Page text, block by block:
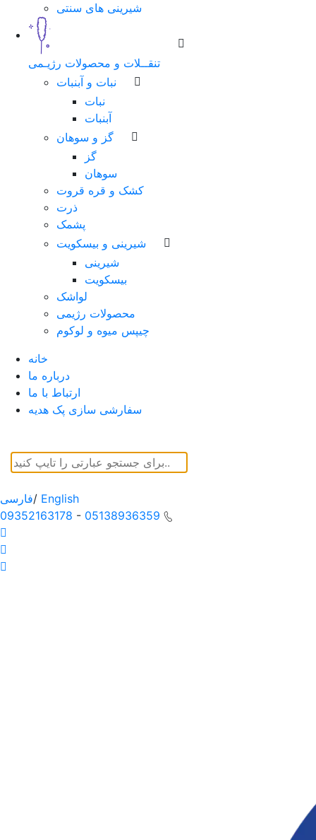
شیرینی های سنتی
تنقــلات و محصولات رژیـمی
نبات و آبنبات
نبات
آبنبات
گز و سوهان
گز
سوهان
کشک و قره قروت
ذرت
پشمک
شیرینی و بیسکویت
شیرینی
بیسکویت
لواشک
محصولات رژیمی
چیپس میوه و لوکوم
خانه
درباره ما
ارتباط با ما
سفارشی سازی پک هدیه
فارسی/ English
09352163178 - 05138936359